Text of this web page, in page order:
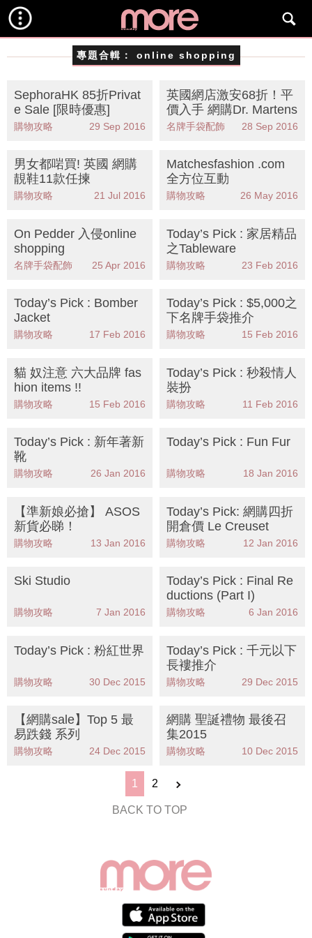
專題合輯： online shopping
SephoraHK 85折Privat
e Sale [限時優惠]
購物攻略 29 Sep 2016
英國網店激安68折！平
價入手 網購Dr. Martens
名牌手袋配飾 28 Sep 2016
男女都啱買! 英國 網購
靚鞋11款任揀
購物攻略 21 Jul 2016
Matchesfashion .com
全方位互動
購物攻略 26 May 2016
On Pedder 入侵online
shopping
名牌手袋配飾 25 Apr 2016
Today’s Pick : 家居精品
之Tableware
購物攻略 23 Feb 2016
Today’s Pick : Bomber
Jacket
購物攻略 17 Feb 2016
Today’s Pick : $5,000之
下名牌手袋推介
購物攻略 15 Feb 2016
貓 奴注意 六大品牌 fas
hion items !!
購物攻略 15 Feb 2016
Today’s Pick : 秒殺情人
裝扮
購物攻略 11 Feb 2016
Today’s Pick : 新年著新
靴
購物攻略 26 Jan 2016
Today’s Pick : Fun Fur
購物攻略 18 Jan 2016
【準新娘必搶】 ASOS
新貨必睇！
購物攻略 13 Jan 2016
Today’s Pick: 網購四折
開倉價 Le Creuset
購物攻略 12 Jan 2016
Ski Studio
購物攻略 7 Jan 2016
Today’s Pick : Final Re
ductions (Part I)
購物攻略 6 Jan 2016
Today’s Pick : 粉紅世界
購物攻略 30 Dec 2015
Today’s Pick : 千元以下
長褸推介
購物攻略 29 Dec 2015
【網購sale】Top 5 最
易跌錢 系列
購物攻略 24 Dec 2015
網購 聖誕禮物 最後召
集2015
購物攻略 10 Dec 2015
1 2
BACK TO TOP